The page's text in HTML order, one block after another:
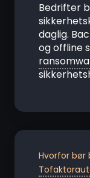
Bedrifter
daglig.
og offline
Hvorfor bør